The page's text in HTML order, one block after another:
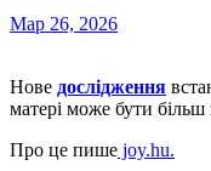
Мар 26, 2026
Нове дослідження
матері може бути більш
Про це пише joy.hu.